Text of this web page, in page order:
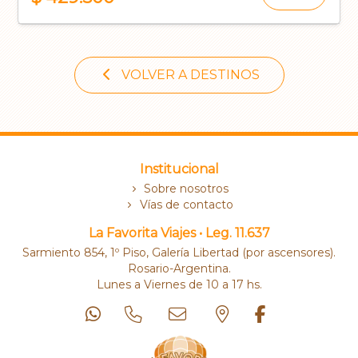
VOLVER A DESTINOS
Institucional
Sobre nosotros
Vías de contacto
La Favorita Viajes • Leg. 11.637
Sarmiento 854, 1º Piso, Galería Libertad (por ascensores).
Rosario-Argentina.
Lunes a Viernes de 10 a 17 hs.